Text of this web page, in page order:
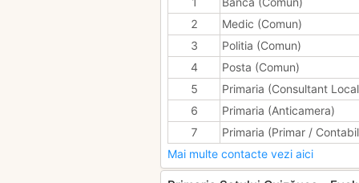
2
Medic (Comun)
3
Politia (Comun)
4
Posta (Comun)
5
Primaria (Consultant
6
Primaria (Anticamera)
7
Primaria (Primar /
Mai multe contacte vezi aici